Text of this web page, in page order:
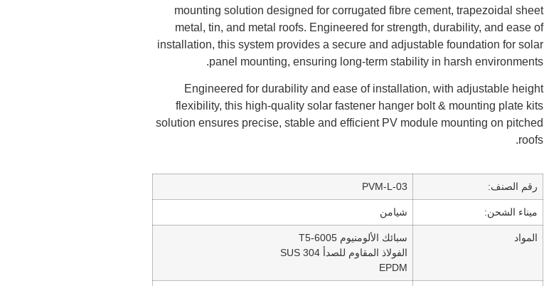
mounting solution designed for corrugated fibre cement, trapezoidal sheet
metal, tin, and metal roofs. Engineered for strength, durability, and ease of
installation, this system provides a secure and adjustable foundation for solar
panel mounting, ensuring long-term stability in harsh environments.
Engineered for durability and ease of installation, with adjustable height
flexibility, this high-quality solar fastener hanger bolt & mounting plate kits
solution ensures precise, stable and efficient PV module mounting on pitched
roofs.
رقم الصنف: PVM-L-03
ميناء الشحن: شيامن
المواد
سبائك الألومنيوم 6005-T5
الفولاذ المقاوم للصدأ SUS 304
EPDM